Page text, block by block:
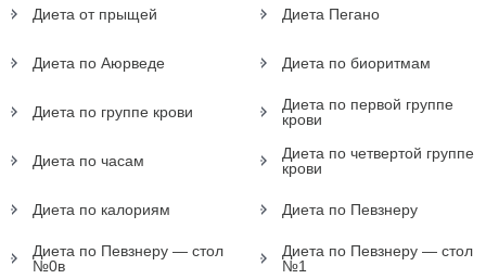
Диета от прыщей Диета Пегано
Диета по Аюрведе Диета по биоритмам
Диета по группе крови
Диета по первой группе
крови
Диета по часам
Диета по четвертой группе
крови
Диета по калориям Диета по Певзнеру
Диета по Певзнеру — стол
№0в
Диета по Певзнеру — стол
№1